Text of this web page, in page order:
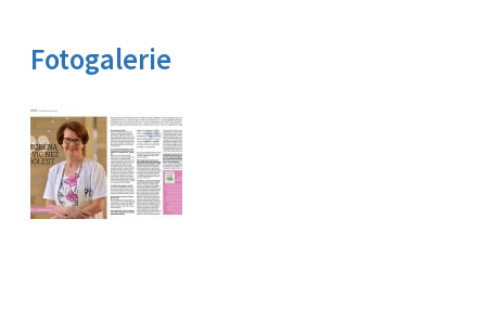
Fotogalerie